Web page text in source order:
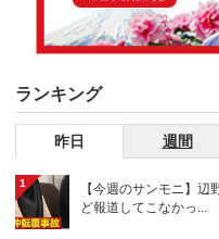
ランキング
昨日 週間
1
【今週のサンモニ】辺
ど報道してこなかっ...